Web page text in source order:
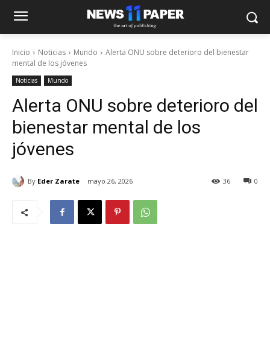
Inicio Noticias Mundo
Alerta ONU sobre deterioro del bienestar
mental de los jóvenes
Noticias Mundo
Alerta ONU sobre deterioro del
bienestar mental de los
jóvenes
By Eder Zarate mayo 26, 2026 0
36